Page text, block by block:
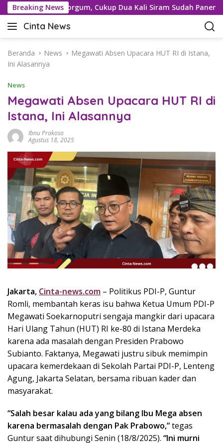
a
Breaking News
dengan Sorgum, Cukup Dua Kali Siram Sudah Panen
Cinta News
C
n
t
N
e
w
s
K
a
b
a
r
T
r
i
n
i
,
e
n
u
h
s
p
i
r
s
i
!
Beranda News
Megawati Absen Upacara HUT RI di Istana,
Ini Alasannya
News
Megawati Absen Upacara HUT RI di
Istana, Ini Alasannya
Ibnu Prakoso
Agustus 18, 2025
Jakarta, Cinta-news.com – Politikus PDI-P, Guntur
Romli, membantah keras isu bahwa Ketua Umum PDI-P
Megawati Soekarnoputri sengaja mangkir dari upacara
Hari Ulang Tahun (HUT) RI ke-80 di Istana Merdeka
karena ada masalah dengan Presiden Prabowo
Subianto. Faktanya, Megawati justru sibuk memimpin
upacara kemerdekaan di Sekolah Partai PDI-P, Lenteng
Agung, Jakarta Selatan, bersama ribuan kader dan
masyarakat.
“Salah besar kalau ada yang bilang Ibu Mega absen
karena bermasalah dengan Pak Prabowo,”tegas
Guntur saat dihubungi Senin (18/8/2025). “Ini murni